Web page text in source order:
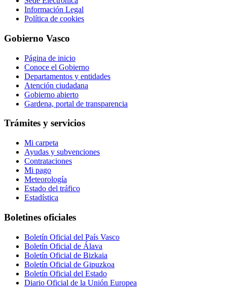
Información Legal
Política de cookies
Gobierno Vasco
Página de inicio
Conoce el Gobierno
Departamentos y entidades
Atención ciudadana
Gobierno abierto
Gardena, portal de transparencia
Trámites y servicios
Mi carpeta
Ayudas y subvenciones
Contrataciones
Mi pago
Meteorología
Estado del tráfico
Estadística
Boletines oficiales
Boletín Oficial del País Vasco
Boletín Oficial de Álava
Boletín Oficial de Bizkaia
Boletín Oficial de Gipuzkoa
Boletín Oficial del Estado
Diario Oficial de la Unión Europea